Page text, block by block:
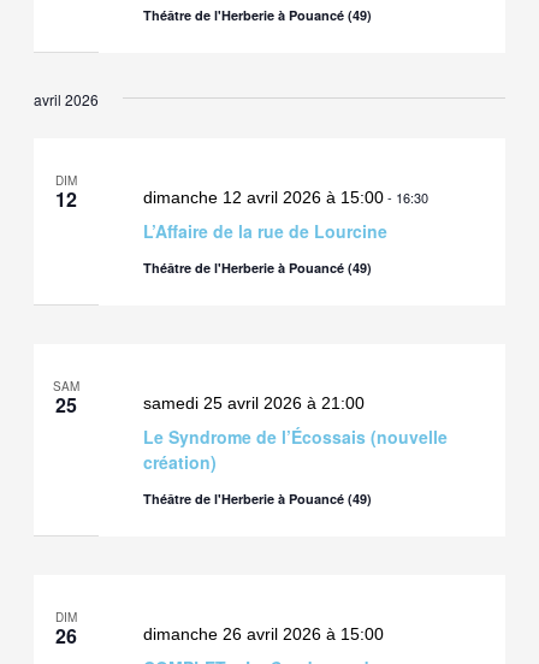
Théâtre de l'Herberie à Pouancé (49)
avril 2026
DIM
12
L’Affaire de la rue de Lourcine
dimanche 12 avril 2026 à 15:00- 16:30
Théâtre de l'Herberie à Pouancé (49)
SAM
25
Le Syndrome de l’Écossais (nouvelle
création)
samedi 25 avril 2026 à 21:00
Théâtre de l'Herberie à Pouancé (49)
DIM
26 dimanche 26 avril 2026 à 15:00